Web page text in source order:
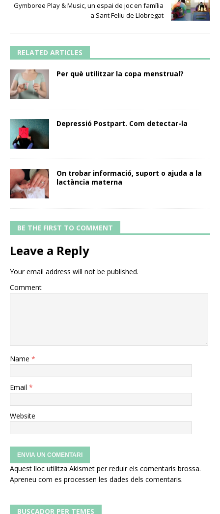
Gymboree Play & Music, un espai de joc en família
a Sant Feliu de Llobregat
RELATED ARTICLES
Per què utilitzar la copa menstrual?
Depressió Postpart. Com detectar-la
On trobar informació, suport o ajuda a la
lactància materna
BE THE FIRST TO COMMENT
Leave a Reply
Your email address will not be published.
Comment
Name *
Email *
Website
Aquest lloc utilitza Akismet per reduir els comentaris brossa.
Apreneu com es processen les dades dels comentaris.
BUSCADOR PER TEMES